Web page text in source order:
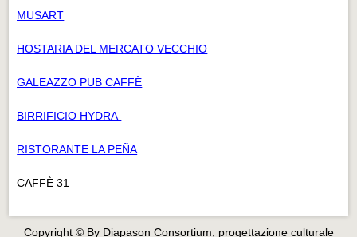
MUSART
HOSTARIA DEL MERCATO VECCHIO
GALEAZZO PUB CAFFÈ
BIRRIFICIO HYDRA
RISTORANTE LA PEÑA
CAFFÈ 31
Copyright © By Diapason Consortium, progettazione culturale